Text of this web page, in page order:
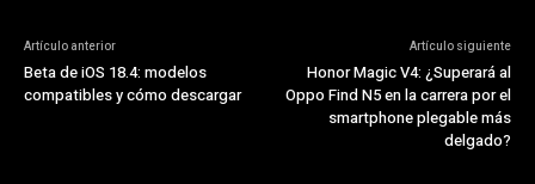
Artículo anterior
Beta de iOS 18.4: modelos
compatibles y cómo descargar
Artículo siguiente
Honor Magic V4: ¿Superará al
Oppo Find N5 en la carrera por el
smartphone plegable más
delgado?